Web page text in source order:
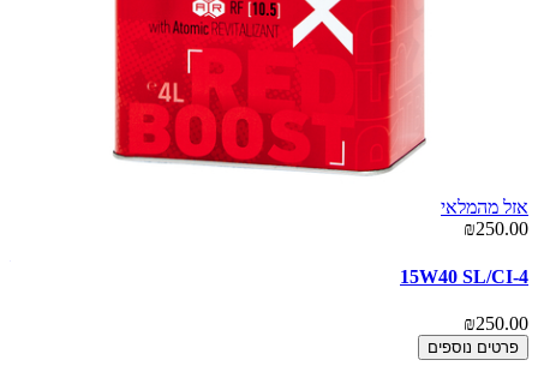
אזל מהמלאי
₪250.00
15W40 SL/CI-4
₪250.00
פרטים נוספים